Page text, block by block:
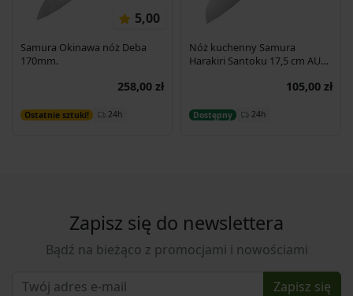
5,00
Samura Okinawa nóż Deba
170mm.
258,00 zł
Ostatnie sztuki! 24h
Dodaj do koszyka
Nóż kuchenny Samura
Harakiri Santoku 17,5 cm AUS-
105,00 zł
Dostępny 24h
Dodaj do koszyka
Zapisz się do newslettera
Bądź na bieżąco z promocjami i nowościami
Zapisz się